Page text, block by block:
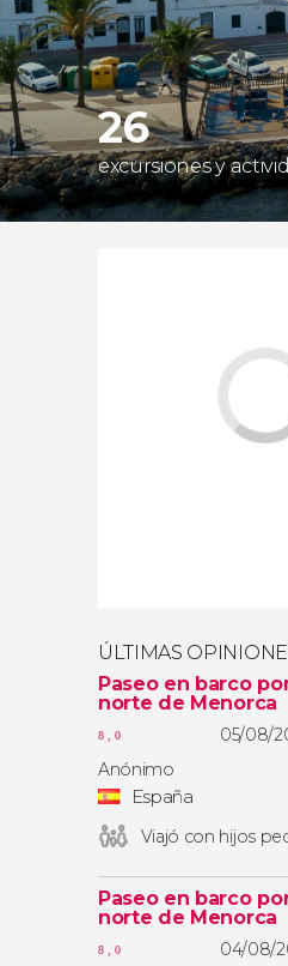
26
excursiones y
ÚLTIMAS
Paseo en barco
norte de Menorca
8,0
05/08/
Anónimo
España
Viajó con hijos
Paseo en barco
norte de Menorca
8,0
04/08/